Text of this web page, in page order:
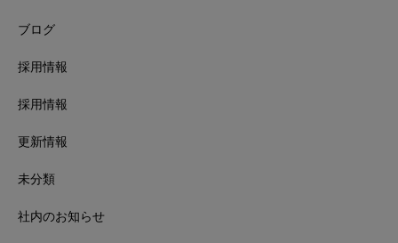
ブログ
採用情報
採用情報
更新情報
未分類
社内のお知らせ